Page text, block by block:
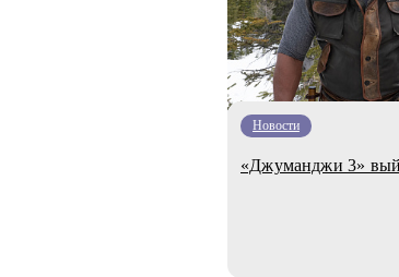
Новости
«Джуманджи 3»